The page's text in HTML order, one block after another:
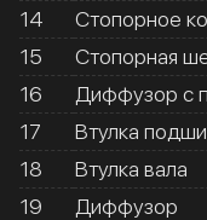
14
Стопорное
15
Стопорная
16
Диффузор с
17
Втулка
18
Втулка вала
19
Диффузор